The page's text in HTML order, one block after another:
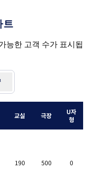
트
능한 고객 수가 표시됩
교실 극장
U자
형
190 500 0